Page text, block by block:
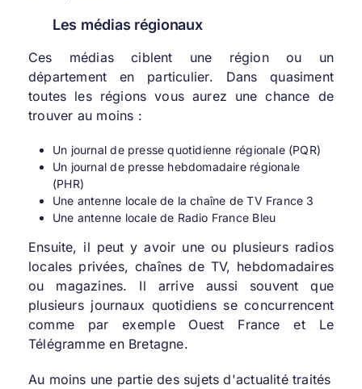
Les médias régionaux
Ces médias ciblent une région ou un
département en particulier. Dans quasiment
toutes les régions vous aurez une chance de
trouver au moins :
Un journal de presse quotidienne régionale (PQR)
Un journal de presse hebdomadaire régionale
(PHR)
Une antenne locale de la chaîne de TV France 3
Une antenne locale de Radio France Bleu
Ensuite, il peut y avoir une ou plusieurs radios
locales privées, chaînes de TV, hebdomadaires
ou magazines. Il arrive aussi souvent que
plusieurs journaux quotidiens se concurrencent
comme par exemple Ouest France et Le
Télégramme en Bretagne.
Au moins une partie des sujets d'actualité traités